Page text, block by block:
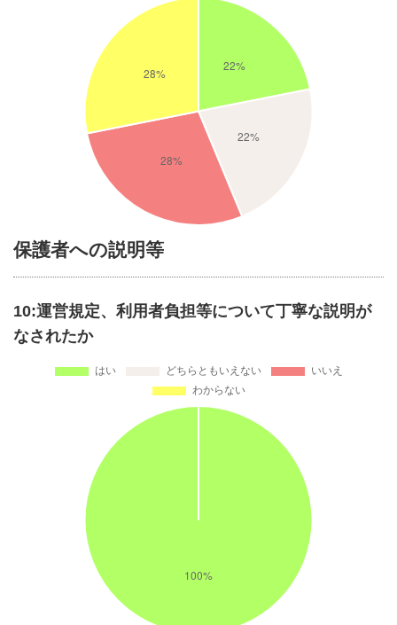
保護者への説明等
10:運営規定、利用者負担等について丁寧な説明が
なされたか